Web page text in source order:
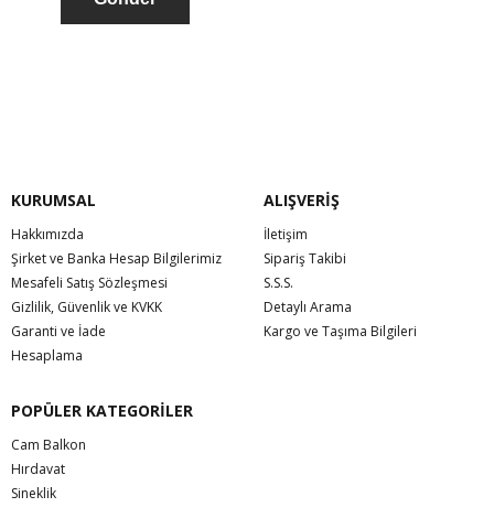
KURUMSAL
Hakkımızda
Şirket ve Banka Hesap Bilgilerimiz
Mesafeli Satış Sözleşmesi
Gizlilik, Güvenlik ve KVKK
Garanti ve İade
Hesaplama
ALIŞVERİŞ
İletişim
Sipariş Takibi
S.S.S.
Detaylı Arama
Kargo ve Taşıma Bilgileri
POPÜLER KATEGORİLER
Cam Balkon
Hırdavat
Sineklik